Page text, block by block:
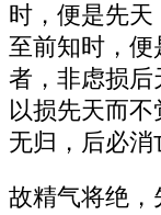
时，便是先
至前知时，
者，非虑损后
以损先天而
无归，后必消
故精气将绝，